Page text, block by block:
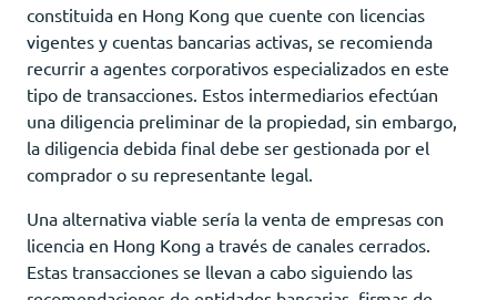
constituida en Hong Kong que cuente con licencias
vigentes y cuentas bancarias activas, se recomienda
recurrir a agentes corporativos especializados en este
tipo de transacciones. Estos intermediarios efectúan
una diligencia preliminar de la propiedad, sin embargo,
la diligencia debida final debe ser gestionada por el
comprador o su representante legal.
Una alternativa viable sería la venta de empresas con
licencia en Hong Kong a través de canales cerrados.
Estas transacciones se llevan a cabo siguiendo las